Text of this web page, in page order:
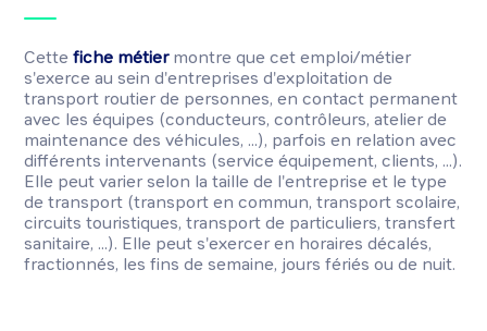
Cettefiche métiermontre que cet emploi/métier
s'exerce au sein d'entreprises d'exploitation de
transport routier de personnes, en contact permanent
avec les équipes (conducteurs, contrôleurs, atelier de
maintenance des véhicules, ...), parfois en relation avec
différents intervenants (service équipement, clients, ...).
Elle peut varier selon la taille de l'entreprise et le type
de transport (transport en commun, transport scolaire,
circuits touristiques, transport de particuliers, transfert
sanitaire, ...). Elle peut s'exercer en horaires décalés,
fractionnés, les fins de semaine, jours fériés ou de nuit.